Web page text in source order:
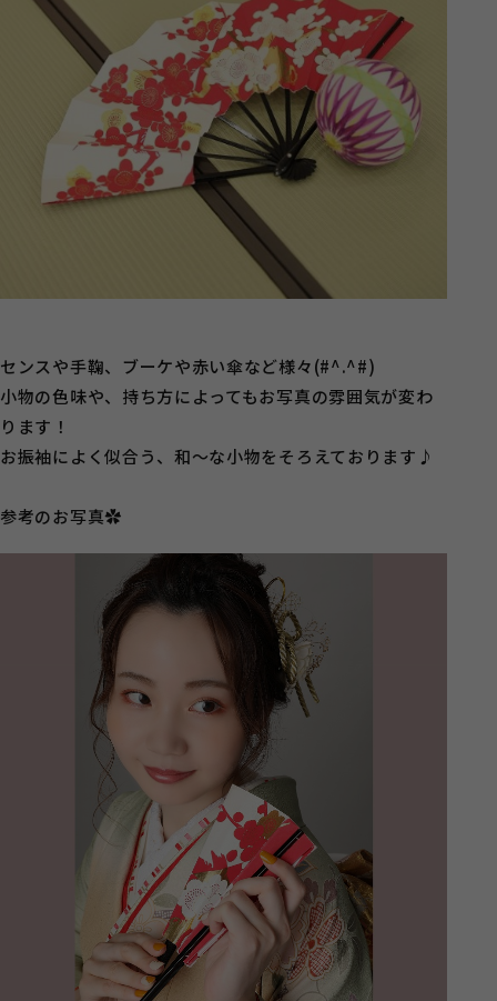
センスや手鞠、ブーケや赤い傘など様々(#^.^#)
小物の色味や、持ち方によってもお写真の雰囲気が変わ
ります！
お振袖によく似合う、和～な小物をそろえております♪
参考のお写真✿